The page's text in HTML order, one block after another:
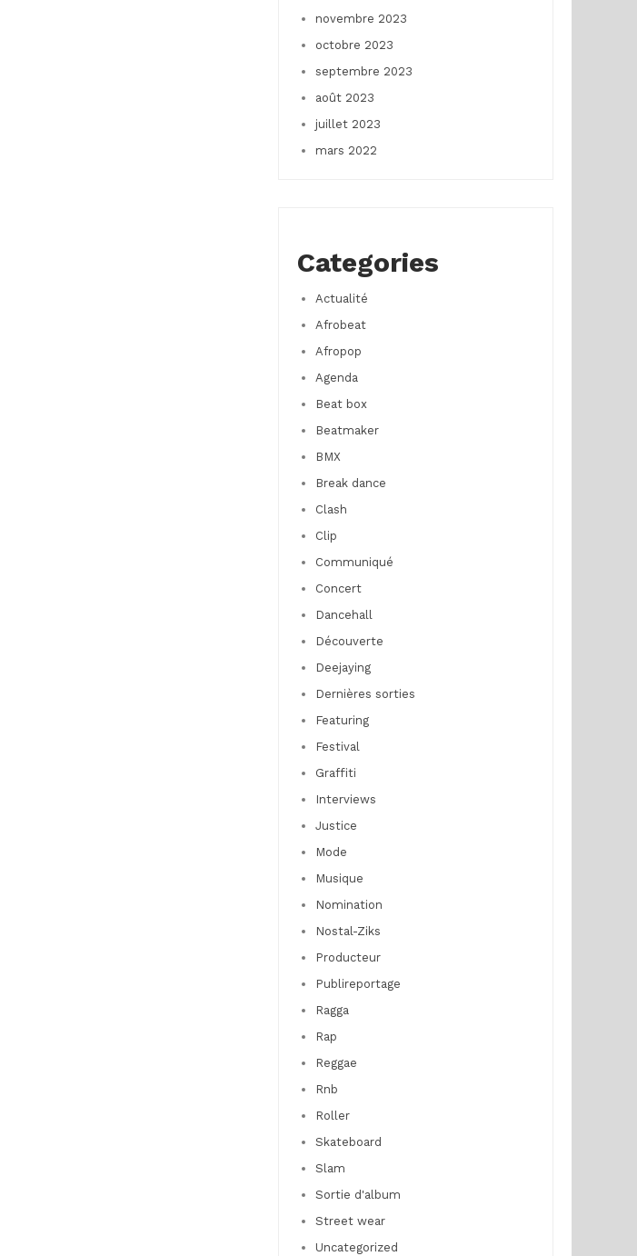
novembre 2023
octobre 2023
septembre 2023
août 2023
juillet 2023
mars 2022
Categories
Actualité
Afrobeat
Afropop
Agenda
Beat box
Beatmaker
BMX
Break dance
Clash
Clip
Communiqué
Concert
Dancehall
Découverte
Deejaying
Dernières sorties
Featuring
Festival
Graffiti
Interviews
Justice
Mode
Musique
Nomination
Nostal-Ziks
Producteur
Publireportage
Ragga
Rap
Reggae
Rnb
Roller
Skateboard
Slam
Sortie d'album
Street wear
Uncategorized